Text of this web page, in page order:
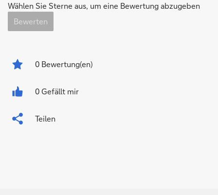
Wählen Sie Sterne aus, um eine Bewertung abzugeben
Bewerten
0 Bewertung(en)
0 Gefällt mir
Teilen